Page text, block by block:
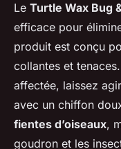
Le Turtle Wax Bug
efficace pour
produit est conçu
collantes et
affectée, laissez
avec un chiffon
fientes d’oiseaux,
goudron et les